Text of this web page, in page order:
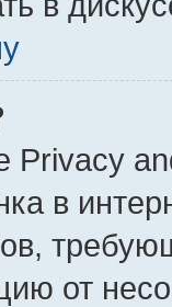
Privacy
в
от